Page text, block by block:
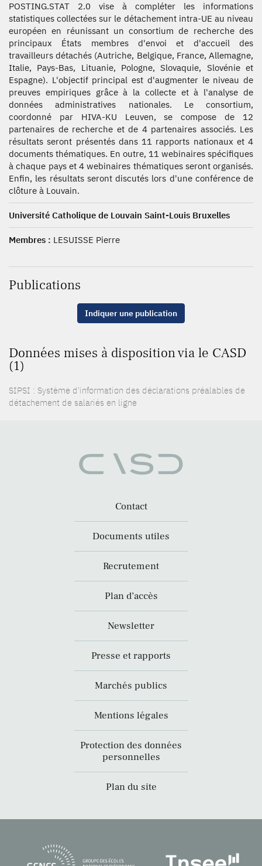
POSTING.STAT 2.0 vise à compléter les informations
statistiques collectées sur le détachement intra-UE au niveau
européen en réunissant un consortium de recherche des
principaux États membres d'envoi et d'accueil des
travailleurs détachés (Autriche, Belgique, France, Allemagne,
Italie, Pays-Bas, Lituanie, Pologne, Slovaquie, Slovénie et
Espagne). L'objectif principal est d'augmenter le niveau de
preuves empiriques grâce à la collecte et à l'analyse de
données administratives nationales. Le consortium,
coordonné par HIVA-KU Leuven, se compose de 12
partenaires de recherche et de 4 partenaires associés. Les
résultats seront présentés dans 11 rapports nationaux et 4
documents thématiques. En outre, 11 webinaires spécifiques
à chaque pays et 4 webinaires thématiques seront organisés.
Enfin, les résultats seront discutés lors d'une conférence de
clôture à Louvain.
Université Catholique de Louvain Saint-Louis Bruxelles
Membres : LESUISSE Pierre
Publications
Indiquer une publication
Données mises à disposition via le CASD
(1)
SIPSI : Système d'information des déclarations préalables de
détachement de salariés en ligne
Contact
Documents utiles
Recrutement
Plan d’accès
Newsletter
Presse et rapports
Marchés publics
Mentions légales
Protection des données
personnelles
Plan du site